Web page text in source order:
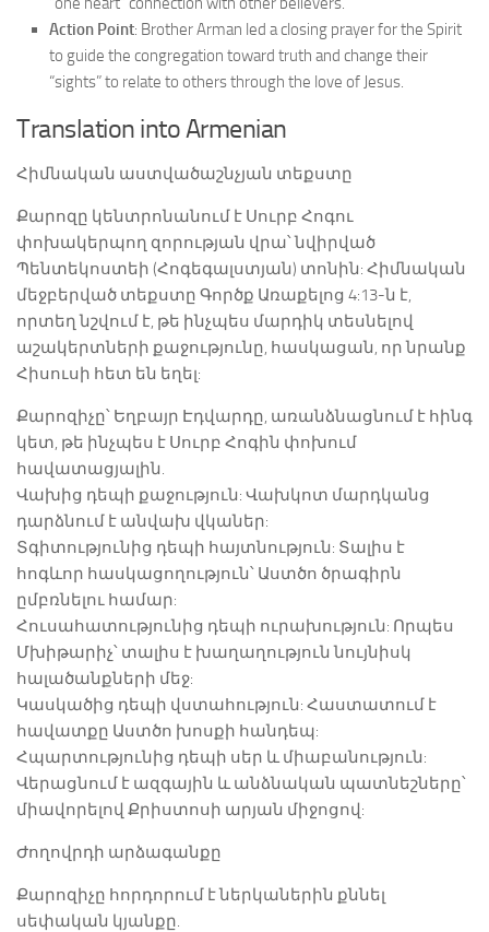
Action Point: Brother Arman led a closing prayer for the Spirit
to guide the congregation toward truth and change their
“sights” to relate to others through the love of Jesus.
Translation into Armenian
Հիմնական աստվածաշնչյան տեքստը
Քարոզը կենտրոնանում է Սուրբ Հոգու
փոխակերպող զորության վրա՝ նվիրված
Պենտեկոստեի (Հոգեգալստյան) տոնին: Հիմնական
մեջբերված տեքստը Գործք Առաքելոց 4:13-ն է,
որտեղ նշվում է, թե ինչպես մարդիկ տեսնելով
աշակերտների քաջությունը, հասկացան, որ նրանք
Հիսուսի հետ են եղել:
Քարոզիչը՝ Եղբայր Էդվարդը, առանձնացնում է հինգ
կետ, թե ինչպես է Սուրբ Հոգին փոխում
հավատացյալին.
Վախից դեպի քաջություն: Վախկոտ մարդկանց
դարձնում է անվախ վկաներ:
Տգիտությունից դեպի հայտնություն: Տալիս է
հոգևոր հասկացողություն՝ Աստծո ծրագիրն
ըմբռնելու համար:
Հուսահատությունից դեպի ուրախություն: Որպես
Մխիթարիչ՝ տալիս է խաղաղություն նույնիսկ
հալածանքների մեջ:
Կասկածից դեպի վստահություն: Հաստատում է
հավատքը Աստծո խոսքի հանդեպ:
Հպարտությունից դեպի սեր և միաբանություն:
Վերացնում է ազգային և անձնական պատնեշները՝
միավորելով Քրիստոսի արյան միջոցով:
Ժողովրդի արձագանքը
Քարոզիչը հորդորում է ներկաներին քննել
սեփական կյանքը.